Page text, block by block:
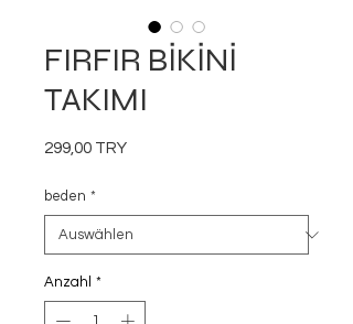
FIRFIR BİKİNİ
TAKIMI
299,00 TRYPreis
beden *
Anzahl *